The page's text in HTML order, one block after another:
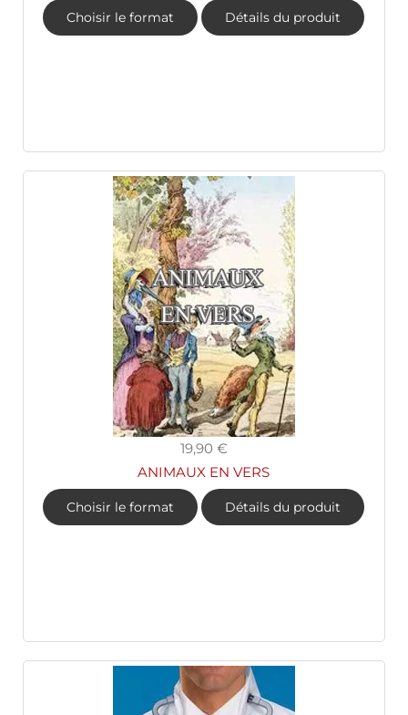
Choisir le format Détails du produit
19,90 €
ANIMAUX EN VERS
Choisir le format Détails du produit